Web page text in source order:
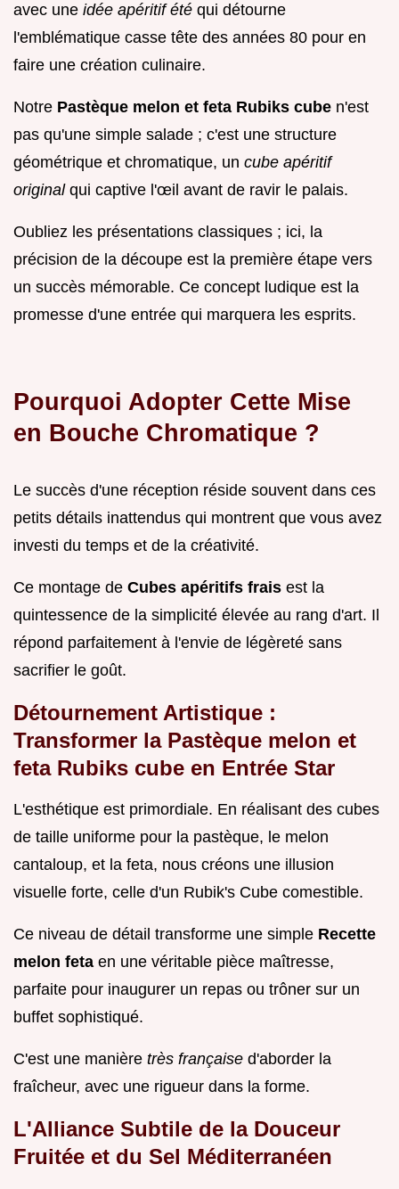
avec une idée apéritif été qui détourne
l'emblématique casse tête des années 80 pour en
faire une création culinaire.
Notre Pastèque melon et feta Rubiks cube n'est
pas qu'une simple salade ; c'est une structure
géométrique et chromatique, un cube apéritif
original qui captive l'œil avant de ravir le palais.
Oubliez les présentations classiques ; ici, la
précision de la découpe est la première étape vers
un succès mémorable. Ce concept ludique est la
promesse d'une entrée qui marquera les esprits.
Pourquoi Adopter Cette Mise
en Bouche Chromatique ?
Le succès d'une réception réside souvent dans ces
petits détails inattendus qui montrent que vous avez
investi du temps et de la créativité.
Ce montage de Cubes apéritifs frais est la
quintessence de la simplicité élevée au rang d'art. Il
répond parfaitement à l'envie de légèreté sans
sacrifier le goût.
Détournement Artistique :
Transformer la Pastèque melon et
feta Rubiks cube en Entrée Star
L'esthétique est primordiale. En réalisant des cubes
de taille uniforme pour la pastèque, le melon
cantaloup, et la feta, nous créons une illusion
visuelle forte, celle d'un Rubik's Cube comestible.
Ce niveau de détail transforme une simple Recette
melon feta en une véritable pièce maîtresse,
parfaite pour inaugurer un repas ou trôner sur un
buffet sophistiqué.
C'est une manière très française d'aborder la
fraîcheur, avec une rigueur dans la forme.
L'Alliance Subtile de la Douceur
Fruitée et du Sel Méditerranéen